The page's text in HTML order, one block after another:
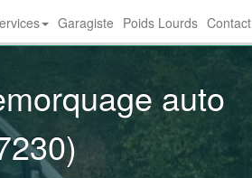
Garagiste Poids Lourds Contact
auto